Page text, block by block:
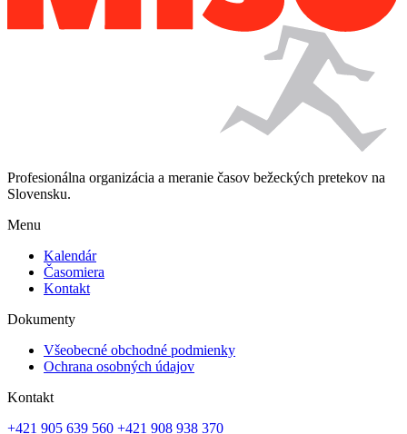
Profesionálna organizácia a meranie časov bežeckých pretekov na
Slovensku.
Menu
Kalendár
Časomiera
Kontakt
Dokumenty
Všeobecné obchodné podmienky
Ochrana osobných údajov
Kontakt
+421 905 639 560 +421 908 938 370